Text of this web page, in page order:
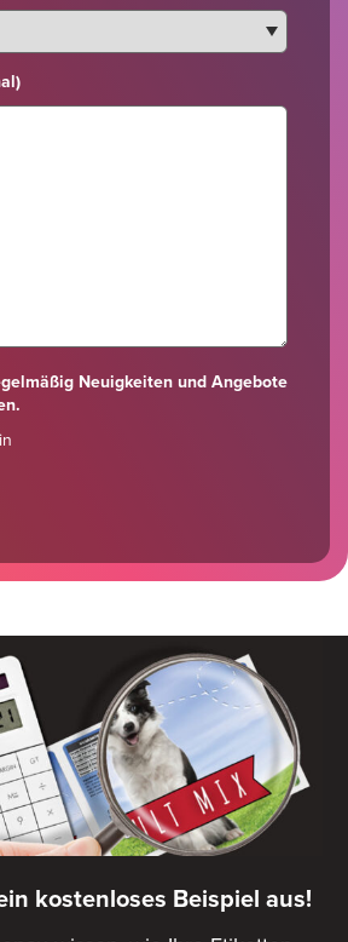
Neuigkeiten und Angebote
kostenloses Beispiel aus!